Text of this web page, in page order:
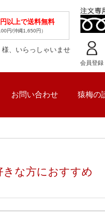
以上で送料無料
円/沖縄1,650円）
様、いらっしゃいませ
会員登録
お問い合わせ 猿梅の
な方におすすめ